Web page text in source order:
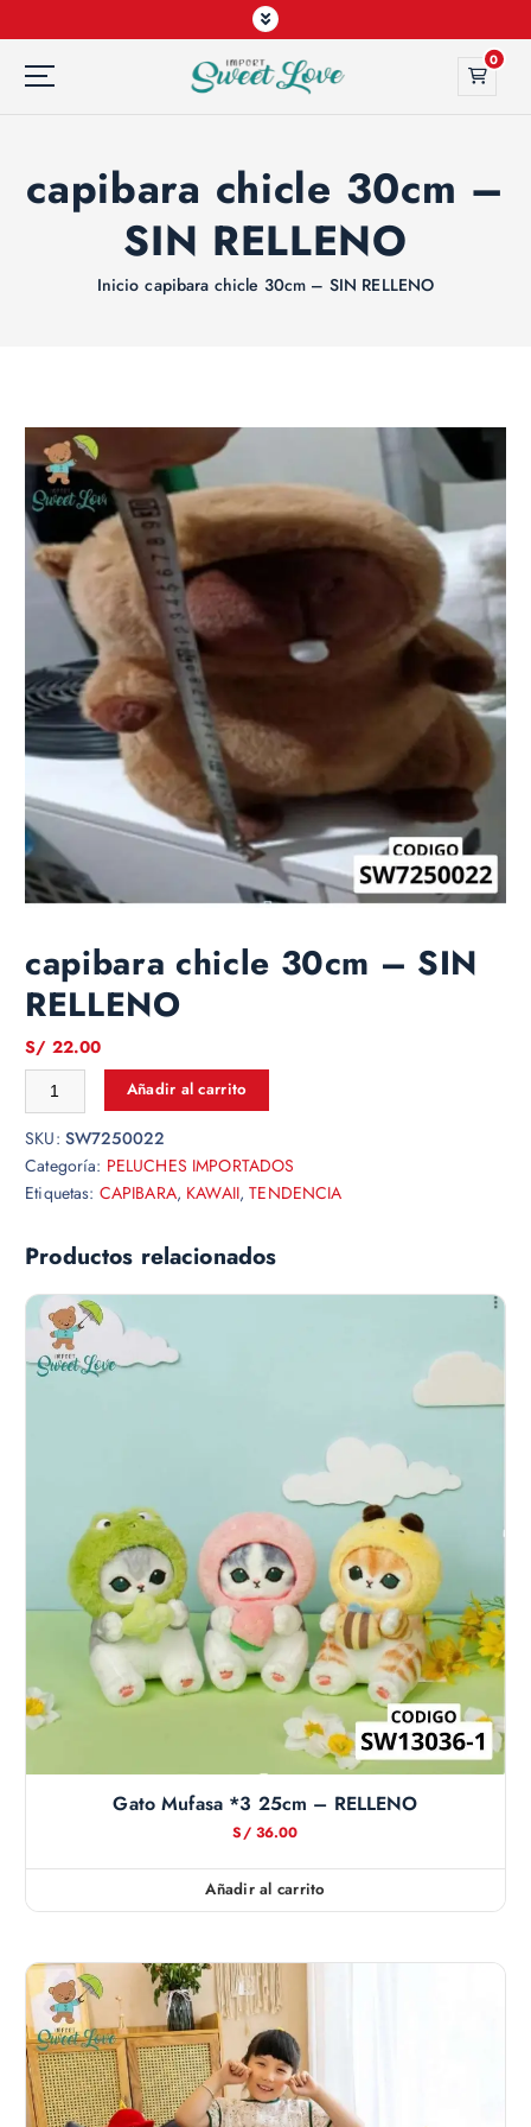
0
capibara chicle 30cm –
SIN RELLENO
Inicio capibara chicle 30cm – SIN RELLENO
capibara chicle 30cm – SIN
RELLENO
S/ 22.00
Añadir al carrito
SKU: SW7250022
Categoría: PELUCHES IMPORTADOS
Etiquetas: CAPIBARA, KAWAII,TENDENCIA
Productos relacionados
Gato Mufasa *3 25cm – RELLENO
S/36.00
Añadir al carrito